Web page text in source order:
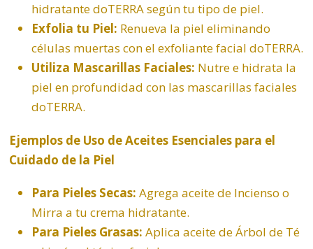
hidratante doTERRA según tu tipo de piel.
Exfolia tu Piel: Renueva la piel eliminando
células muertas con el exfoliante facial doTERRA.
Utiliza Mascarillas Faciales: Nutre e hidrata la
piel en profundidad con las mascarillas faciales
doTERRA.
Ejemplos de Uso de Aceites Esenciales para el
Cuidado de la Piel
Para Pieles Secas: Agrega aceite de Incienso o
Mirra a tu crema hidratante.
Para Pieles Grasas: Aplica aceite de Árbol de Té